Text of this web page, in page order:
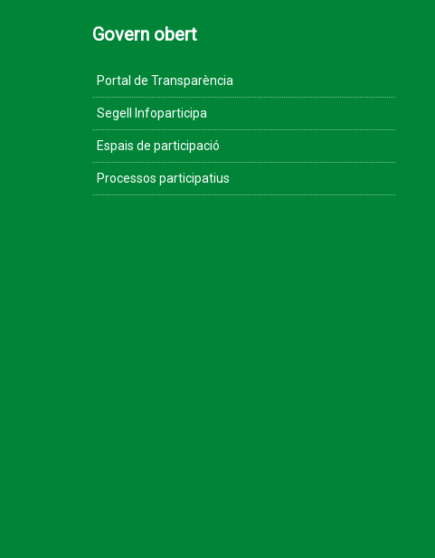
Govern obert
Portal de Transparència
Segell Infoparticipa
Espais de participació
Processos participatius